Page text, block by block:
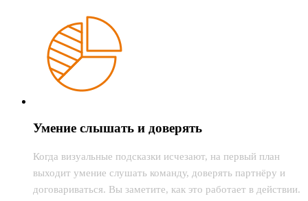
Умение слышать и доверять
Когда визуальные подсказки исчезают, на первый план
выходит умение слушать команду, доверять партнёру и
договариваться. Вы заметите, как это работает в действии.